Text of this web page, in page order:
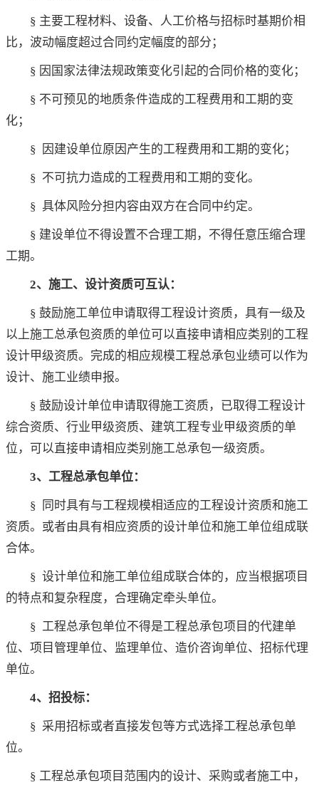
§ 主要工程材料、设备、人工价格与招标时基期价相
比，波动幅度超过合同约定幅度的部分；
§ 因国家法律法规政策变化引起的合同价格的变化；
§ 不可预见的地质条件造成的工程费用和工期的变
化；
§ 因建设单位原因产生的工程费用和工期的变化；
§ 不可抗力造成的工程费用和工期的变化。
§ 具体风险分担内容由双方在合同中约定。
§ 建设单位不得设置不合理工期，不得任意压缩合理
工期。
2、施工、设计资质可互认：
§ 鼓励施工单位申请取得工程设计资质，具有一级及
以上施工总承包资质的单位可以直接申请相应类别的工程
设计甲级资质。完成的相应规模工程总承包业绩可以作为
设计、施工业绩申报。
§ 鼓励设计单位申请取得施工资质，已取得工程设计
综合资质、行业甲级资质、建筑工程专业甲级资质的单
位，可以直接申请相应类别施工总承包一级资质。
3、工程总承包单位：
§ 同时具有与工程规模相适应的工程设计资质和施工
资质。或者由具有相应资质的设计单位和施工单位组成联
合体。
§ 设计单位和施工单位组成联合体的，应当根据项目
的特点和复杂程度，合理确定牵头单位。
§ 工程总承包单位不得是工程总承包项目的代建单
位、项目管理单位、监理单位、造价咨询单位、招标代理
单位。
4、招投标：
§ 采用招标或者直接发包等方式选择工程总承包单
位。
§ 工程总承包项目范围内的设计、采购或者施工中，